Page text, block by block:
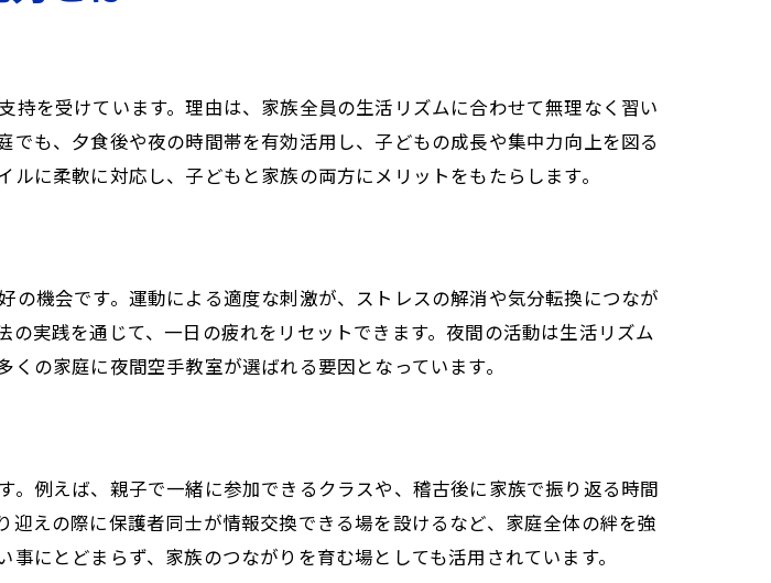
を受けています。理由は、家族全員の生活リズムに合わせて無理なく習い
も、夕食後や夜の時間帯を有効活用し、子どもの成長や集中力向上を図る
に柔軟に対応し、子どもと家族の両方にメリットをもたらします。
機会です。運動による適度な刺激が、ストレスの解消や気分転換につなが
実践を通じて、一日の疲れをリセットできます。夜間の活動は生活リズム
の家庭に夜間空手教室が選ばれる要因となっています。
例えば、親子で一緒に参加できるクラスや、稽古後に家族で振り返る時間
えの際に保護者同士が情報交換できる場を設けるなど、家庭全体の絆を強
にとどまらず、家族のつながりを育む場としても活用されています。